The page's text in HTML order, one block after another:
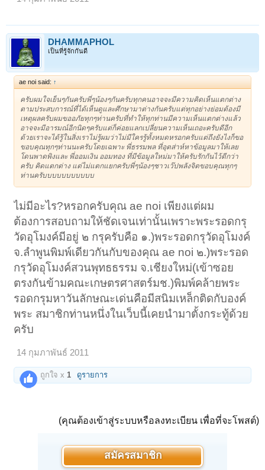
DHAMMAPHOL
เป็นที่รู้จักกันดี
ae noi said: ↑
ครับผมใจเย็นๆกันครับพี่ๆน้องๆกันครับทุกคนอาจจะมีความคิดเห็นแตกต่าง
ตามประสบการณ์ที่ได้เห็นดูและศึกษามาต่างกันครับแต่ทุกอย่างย่อมต้องมี
เหตุผลครับผมขออภัยทุกๆท่านครับที่ทำให้ทุกท่านมีความเห็นแตกต่างแล้ว
อาจจะมีอารมณ์อีกนิดๆครับแต่ก็ค่อยแลกเปลี่ยนความเห็นเถอะครับดีอีก
ด้วยเราจะได้รู้ในสิ่งเราไม่รู้ผมว่าไม่มีใครรู้ทั้งหมดหรอกครับแต่ถึงยังไงก็ขอ
ขอบคุณทุกๆท่านนะครับโดยเฉพาะ พี่ธรรมพล ที่อุตส่าห์หาข้อมูลมาให้เลย
โดนพาดพิงและ พี่ออมเงิน ออมทอง ที่มีข้อมูลใหม่มาให้ครับรักกันไว้ดีกว่า
ครับ คิดแตกต่าง แต่ไม่แตกแยกครับพี่ๆน้องๆชาวเว๊ปพลังจิตขอบคุณทุกๆ
ท่านครับบบบบบบบบบบ
ไม่มีอะไร?หรอกครับคุณ ae noi เพียงแต่ผม
ต้องการสอบถามให้ชัดเจนเท่านั้นเพราะพระรอดกรุ
วัดอุโมงค์มีอยู่ ๒ กรุครับคือ ๑.)พระรอดกรุวัดอุโมงค์
จ.ลำพูนพิมพ์เดียวกันกับของคุณ ae noi ๒.)พระรอด
กรุวัดอุโมงค์สวนพุทธธรรม จ.เชียงใหม่(เข้าซอย
ตรงกันข้ามคณะเกษตรศาสตร์มช.)พิมพ์คล้ายพระ
รอดกรุมหาวันลักษณะเด่นคือมีสนิมเหล็กติดกับองค์
พระ สมาชิกท่านหนึ่งในเว็บนี้เคยนำมาตั้งกระทู้ด้วย
ครับ
14 กุมภาพันธ์ 2011
ถูกใจ x 1 ดูรายการ
(คุณต้องเข้าสู่ระบบหรือลงทะเบียน เพื่อที่จะโพสต์)
สมัครสมาชิก